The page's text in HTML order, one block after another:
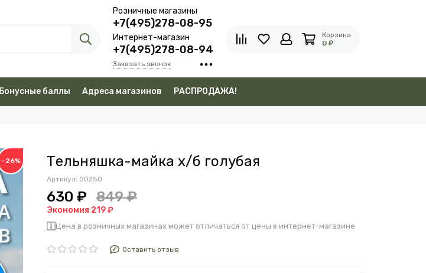
Розничные магазины
+7(495)278-08-95
Интернет-магазин
+7(495)278-08-94
Заказать звонок
Корзина
0 ₽
Бонусные баллы Адреса магазинов РАСПРОДАЖА!
−26% Тельняшка-майка х/б голубая
Артикул: 00250
630 ₽ 849 ₽
Экономия 219 ₽
Цена в розничных магазинах может отличаться от цены в интернет-магазине
Оставить отзыв